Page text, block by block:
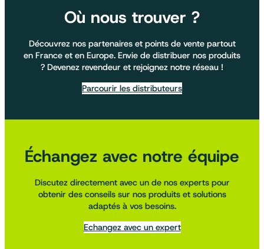
Où nous trouver ?
Découvrez nos partenaires et points de vente partout
en France et en Europe. Envie de distribuer nos produits
? Devenez revendeur et rejoignez notre réseau !
Parcourir les distributeurs
Échangez avec notre équipe
Discutez directement avec un de nos experts pour
obtenir des conseils sur nos produits et solutions
adaptés à vos besoins.
Echangez avec un expert